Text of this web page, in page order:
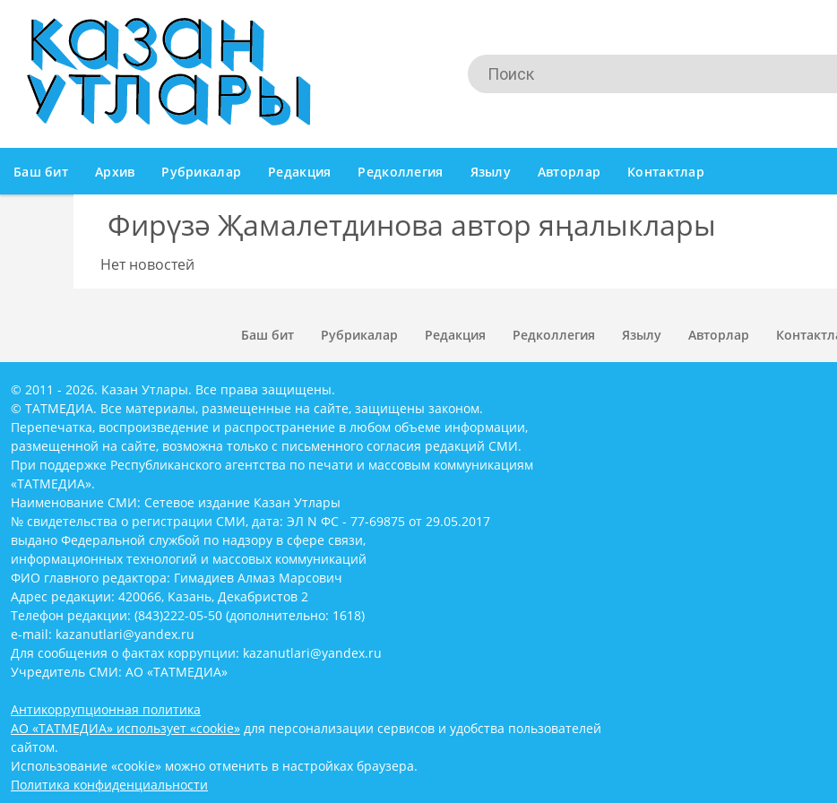
Баш бит Архив Рубрикалар Редакция Редколлегия Язылу Авторлар Контактлар
Фирүзә Җамалетдинова автор яңалыклары
Нет новостей
Баш бит Рубрикалар Редакция Редколлегия Язылу Авторлар
© 2011 - 2026. Казан Утлары. Все права защищены.
© ТАТМЕДИА. Все материалы, размещенные на сайте, защищены законом.
Перепечатка, воспроизведение и распространение в любом объеме информации,
размещенной на сайте, возможна только с письменного согласия редакций СМИ.
При поддержке Республиканского агентства по печати и массовым коммуникациям
«ТАТМЕДИА».
Наименование СМИ: Сетевое издание Казан Утлары
№ свидетельства о регистрации СМИ, дата: ЭЛ N ФС - 77-69875 от 29.05.2017
выдано Федеральной службой по надзору в сфере связи,
информационных технологий и массовых коммуникаций
ФИО главного редактора: Гимадиев Алмаз Марсович
Адрес редакции: 420066, Казань, Декабристов 2
Телефон редакции: (843)222-05-50 (дополнительно: 1618)
e-mail: kazanutlari@yandex.ru
Для сообщения о фактах коррупции: kazanutlari@yandex.ru
Учредитель СМИ: АО «ТАТМЕДИА»
Антикоррупционная политика
АО «ТАТМЕДИА» использует «cookie» для персонализации сервисов и удобства пользователей
сайтом.
Использование «cookie» можно отменить в настройках браузера.
Политика конфиденциальности